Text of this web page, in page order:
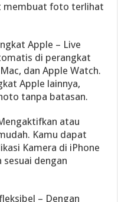
membuat foto terlihat
Apple – Live
di perangkat
dan Apple Watch.
Apple lainnya,
tanpa batasan.
atau
Kamu dapat
Kamera di iPhone
dengan
– Dengan